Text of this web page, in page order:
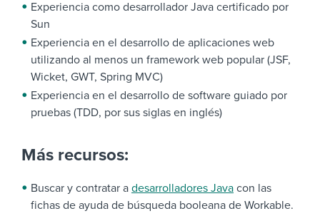
Experiencia como desarrollador Java certificado por
Sun
Experiencia en el desarrollo de aplicaciones web
utilizando al menos un framework web popular (JSF,
Wicket, GWT, Spring MVC)
Experiencia en el desarrollo de software guiado por
pruebas (TDD, por sus siglas en inglés)
Más recursos:
Buscar y contratar a desarrolladores Java con las
fichas de ayuda de búsqueda booleana de Workable.